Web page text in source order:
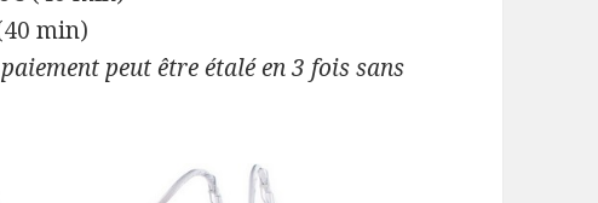
min)
peut être étalé en 3 fois sans